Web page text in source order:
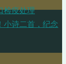
检疫处理
小诗二首，纪念